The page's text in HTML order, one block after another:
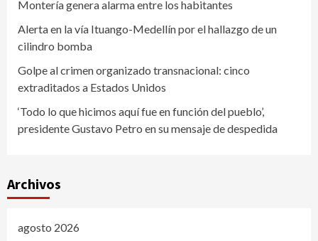
Montería genera alarma entre los habitantes
Alerta en la vía Ituango-Medellín por el hallazgo de un
cilindro bomba
Golpe al crimen organizado transnacional: cinco
extraditados a Estados Unidos
‘Todo lo que hicimos aquí fue en función del pueblo’,
presidente Gustavo Petro en su mensaje de despedida
Archivos
agosto 2026